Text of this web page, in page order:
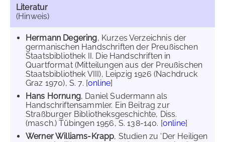
Literatur
(Hinweis)
Hermann Degering, Kurzes Verzeichnis der
germanischen Handschriften der Preußischen
Staatsbibliothek II. Die Handschriften in
Quartformat (Mitteilungen aus der Preußischen
Staatsbibliothek VIII), Leipzig 1926 (Nachdruck
Graz 1970), S. 7. [online]
Hans Hornung, Daniel Sudermann als
Handschriftensammler. Ein Beitrag zur
Straßburger Bibliotheksgeschichte, Diss.
(masch.) Tübingen 1956, S. 138-140. [online]
Werner Williams-Krapp, Studien zu 'Der Heiligen